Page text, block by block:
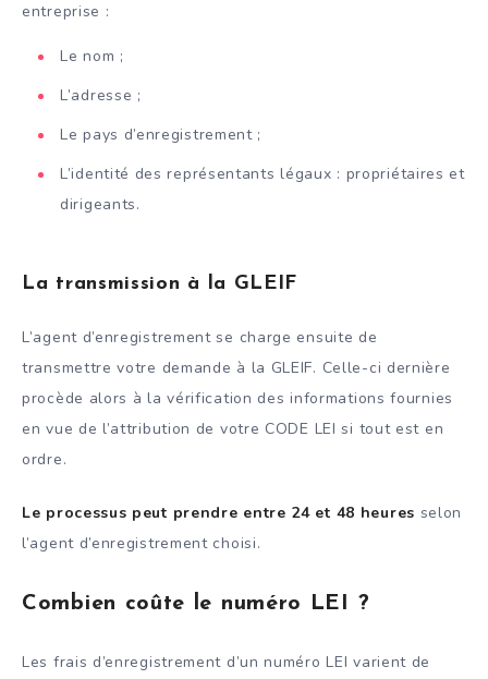
entreprise :
Le nom ;
L’adresse ;
Le pays d’enregistrement ;
L’identité des représentants légaux : propriétaires et
dirigeants.
La transmission à la GLEIF
L’agent d’enregistrement se charge ensuite de
transmettre votre demande à la GLEIF. Celle-ci dernière
procède alors à la vérification des informations fournies
en vue de l’attribution de votre CODE LEI si tout est en
ordre.
Le processus peut prendre entre 24 et 48 heures selon
l’agent d’enregistrement choisi.
Combien coûte le numéro LEI ?
Les frais d’enregistrement d’un numéro LEI varient de